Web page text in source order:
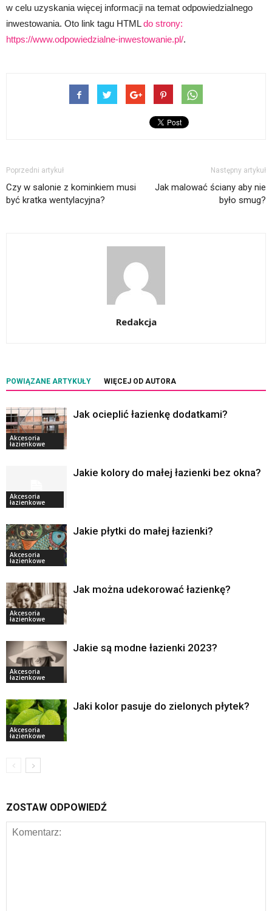
w celu uzyskania więcej informacji na temat odpowiedzialnego
inwestowania. Oto link tagu HTMLdo strony:
https://www.odpowiedzialne-inwestowanie.pl/.
Poprzedni artykuł
Czy w salonie z kominkiem musi
być kratka wentylacyjna?
Następny artykuł
Jak malować ściany aby nie
było smug?
Redakcja
POWIĄZANE ARTYKUŁY WIĘCEJ OD AUTORA
Akcesoria
łazienkowe
Jak ocieplić łazienkę dodatkami?
Akcesoria
łazienkowe
Jakie kolory do małej łazienki bez okna?
Akcesoria
łazienkowe
Jakie płytki do małej łazienki?
Akcesoria
łazienkowe
Jak można udekorować łazienkę?
Akcesoria
łazienkowe
Jakie są modne łazienki 2023?
Akcesoria
łazienkowe
Jaki kolor pasuje do zielonych płytek?
ZOSTAW ODPOWIEDŹ